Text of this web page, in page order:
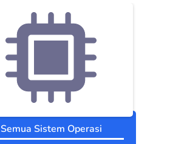
Semua Sistem Operasi